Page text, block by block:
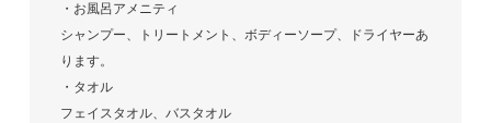
・お風呂アメニティ
シャンプー、トリートメント、ボディーソープ、ドライヤーあ
ります。
・タオル
フェイスタオル、バスタオル